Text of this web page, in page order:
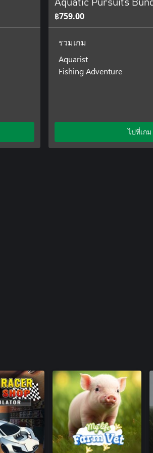
Aquatic Pursuits
฿759.00
รวมเกม
Aquarist
Fishing Adventure
ไปที่เกม